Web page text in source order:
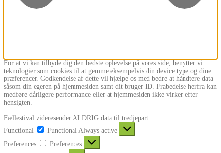
For at vi kan tilbyde dig den bedste oplevelse på vores side, benytter vi
teknologier som cookies til at gemme eksempelvis din device type og dine
præferencer. Godkendelse af dette vil hjælpe os med bedre at håndtere data
såsom din egeren på hjemmesiden samt dit bruger ID. Frabedelse herfra kan
medføre dårligere performance eller at hjemmesiden ikke virker efter
hensigten.
Fællestival videresender ALDRIG data til tredjepart.
Functional
Functional Always active
Preferences
Preferences